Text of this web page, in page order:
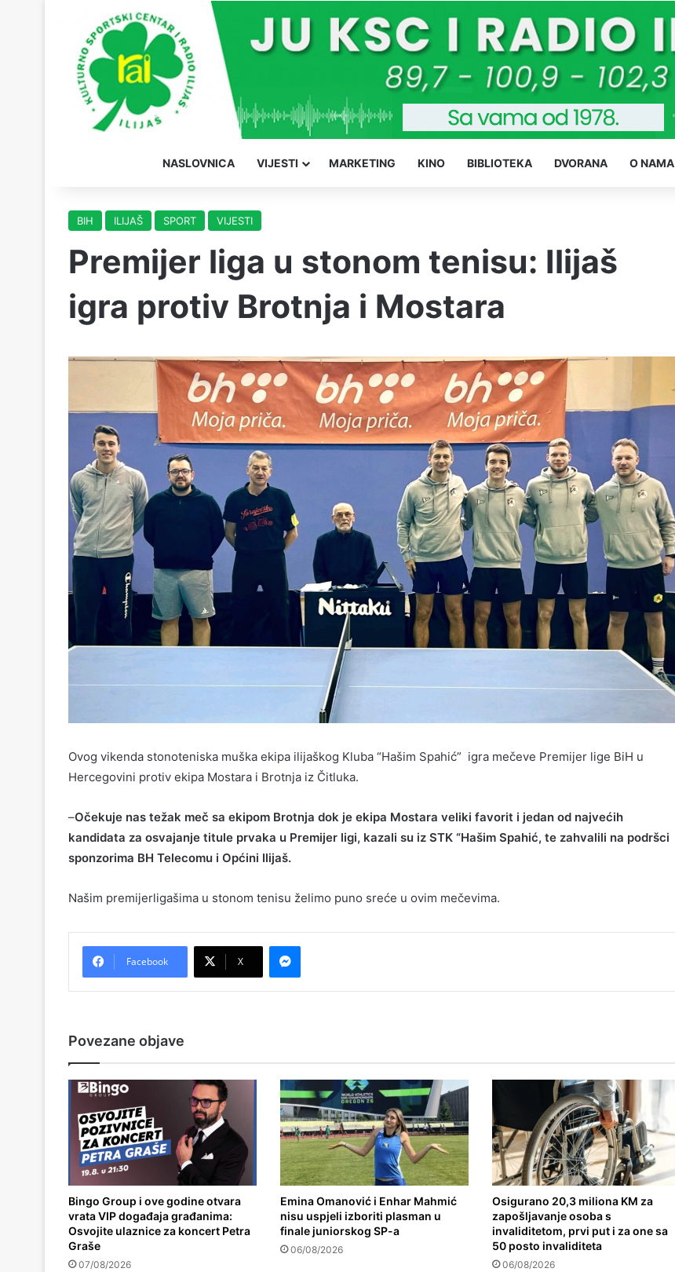
NASLOVNICA VIJESTI MARKETING KINO BIBLIOTEKA DVORANA O NAMA
BIH ILIJAŠ SPORT VIJESTI
Premijer liga u stonom tenisu: Ilijaš
igra protiv Brotnja i Mostara
Ovog vikenda stonoteniska muška ekipa ilijaškog Kluba “Hašim Spahić” igra mečeve Premijer lige BiH u
Hercegovini protiv ekipa Mostara i Brotnja iz Čitluka.
–Očekuje nas težak meč sa ekipom Brotnja dok je ekipa Mostara veliki favorit i jedan od najvećih
kandidata za osvajanje titule prvaka u Premijer ligi, kazali su iz STK “Hašim Spahić, te zahvalili na podršci
sponzorima BH Telecomu i Općini Ilijaš.
Našim premijerligašima u stonom tenisu želimo puno sreće u ovim mečevima.
Facebook X
Povezane objave
Bingo Group i ove godine otvara
vrata VIP događaja građanima:
Osvojite ulaznice za koncert Petra
Graše
07/08/2026
Emina Omanović i Enhar Mahmić
nisu uspjeli izboriti plasman u
finale juniorskog SP-a
06/08/2026
Osigurano 20,3 miliona KM za
zapošljavanje osoba s
invaliditetom, prvi put i za one sa
50 posto invaliditeta
06/08/2026